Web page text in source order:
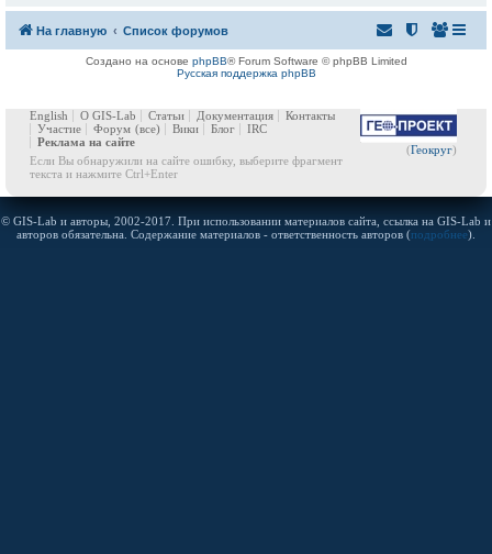
На главную Список форумов
Создано на основе phpBB® Forum Software © phpBB Limited
Русская поддержка phpBB
(Геокруг)
English О GIS-Lab Статьи Документация
Контакты
Участие
Форум (все) Вики Блог
IRC
Реклама на сайте
Если Вы обнаружили на сайте ошибку, выберите фрагмент
текста и нажмите Ctrl+Enter
© GIS-Lab и авторы, 2002-2017. При использовании материалов сайта, ссылка на GIS-Lab и
авторов обязательна. Содержание материалов - ответственность авторов (подробнее).